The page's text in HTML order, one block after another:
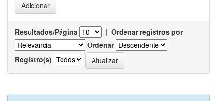
Resultados/Página | Ordenar registros por
Ordenar
Registro(s)